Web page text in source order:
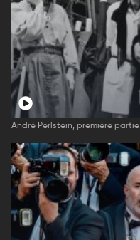
André Perlstein, première partie